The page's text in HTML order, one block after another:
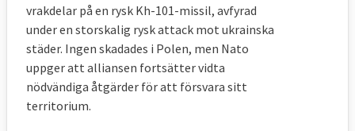
vrakdelar på en rysk Kh-101-missil, avfyrad
under en storskalig rysk attack mot ukrainska
städer. Ingen skadades i Polen, men Nato
uppger att alliansen fortsätter vidta
nödvändiga åtgärder för att försvara sitt
territorium.